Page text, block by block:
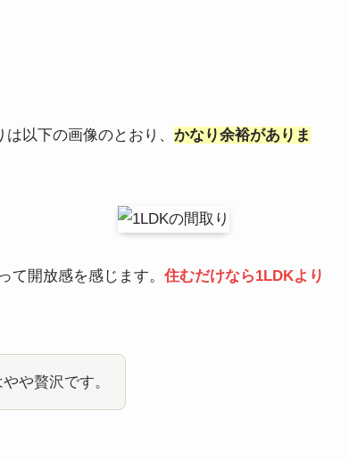
以下の画像のとおり、 かなり余裕がありま
て開放感を感じます。 住むだけなら1LDKより
や贅沢です。